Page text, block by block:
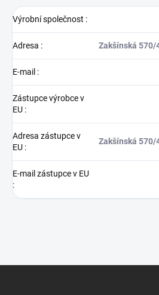
Výrobní společnost :
Adresa : Zakšínská 570/
E-mail :
Zástupce výrobce v
EU :
Adresa zástupce v
EU :
Zakšínská 570/
E-mail zástupce v EU
: